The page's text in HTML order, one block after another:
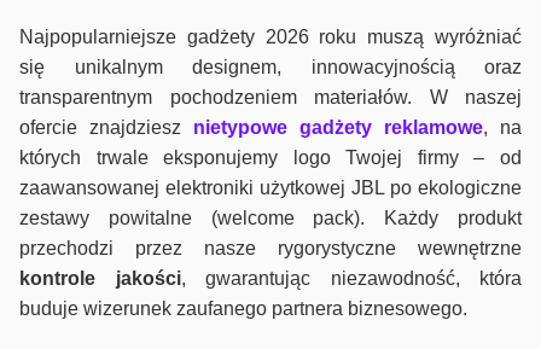
Najpopularniejsze gadżety 2026 roku muszą wyróżniać
się unikalnym designem, innowacyjnością oraz
transparentnym pochodzeniem materiałów. W naszej
ofercie znajdziesz nietypowe gadżety reklamowe, na
których trwale eksponujemy logo Twojej firmy – od
zaawansowanej elektroniki użytkowej JBL po ekologiczne
zestawy powitalne (welcome pack). Każdy produkt
przechodzi przez nasze rygorystyczne wewnętrzne
kontrole jakości, gwarantując niezawodność, która
buduje wizerunek zaufanego partnera biznesowego.